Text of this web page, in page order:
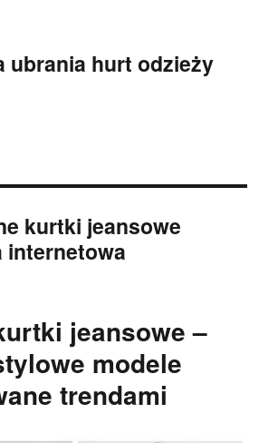
ubrania hurt odzieży
kurtki jeansowe
internetowa
jeansowe –
modele
trendami